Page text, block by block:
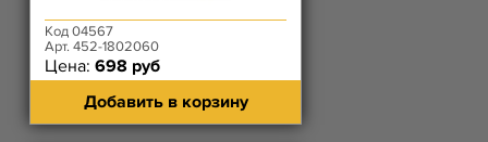
Код 04567
Арт. 452-1802060
Цена: 698 руб
Добавить в корзину